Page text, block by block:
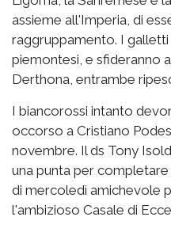
assieme all'Imperia, di
raggruppamento. I
piemontesi, e sfideranno
Derthona, entrambe
I biancorossi intanto
occorso a Cristiano
novembre. Il ds Tony
una punta per
di mercoledì amichevole
l'ambizioso Casale di